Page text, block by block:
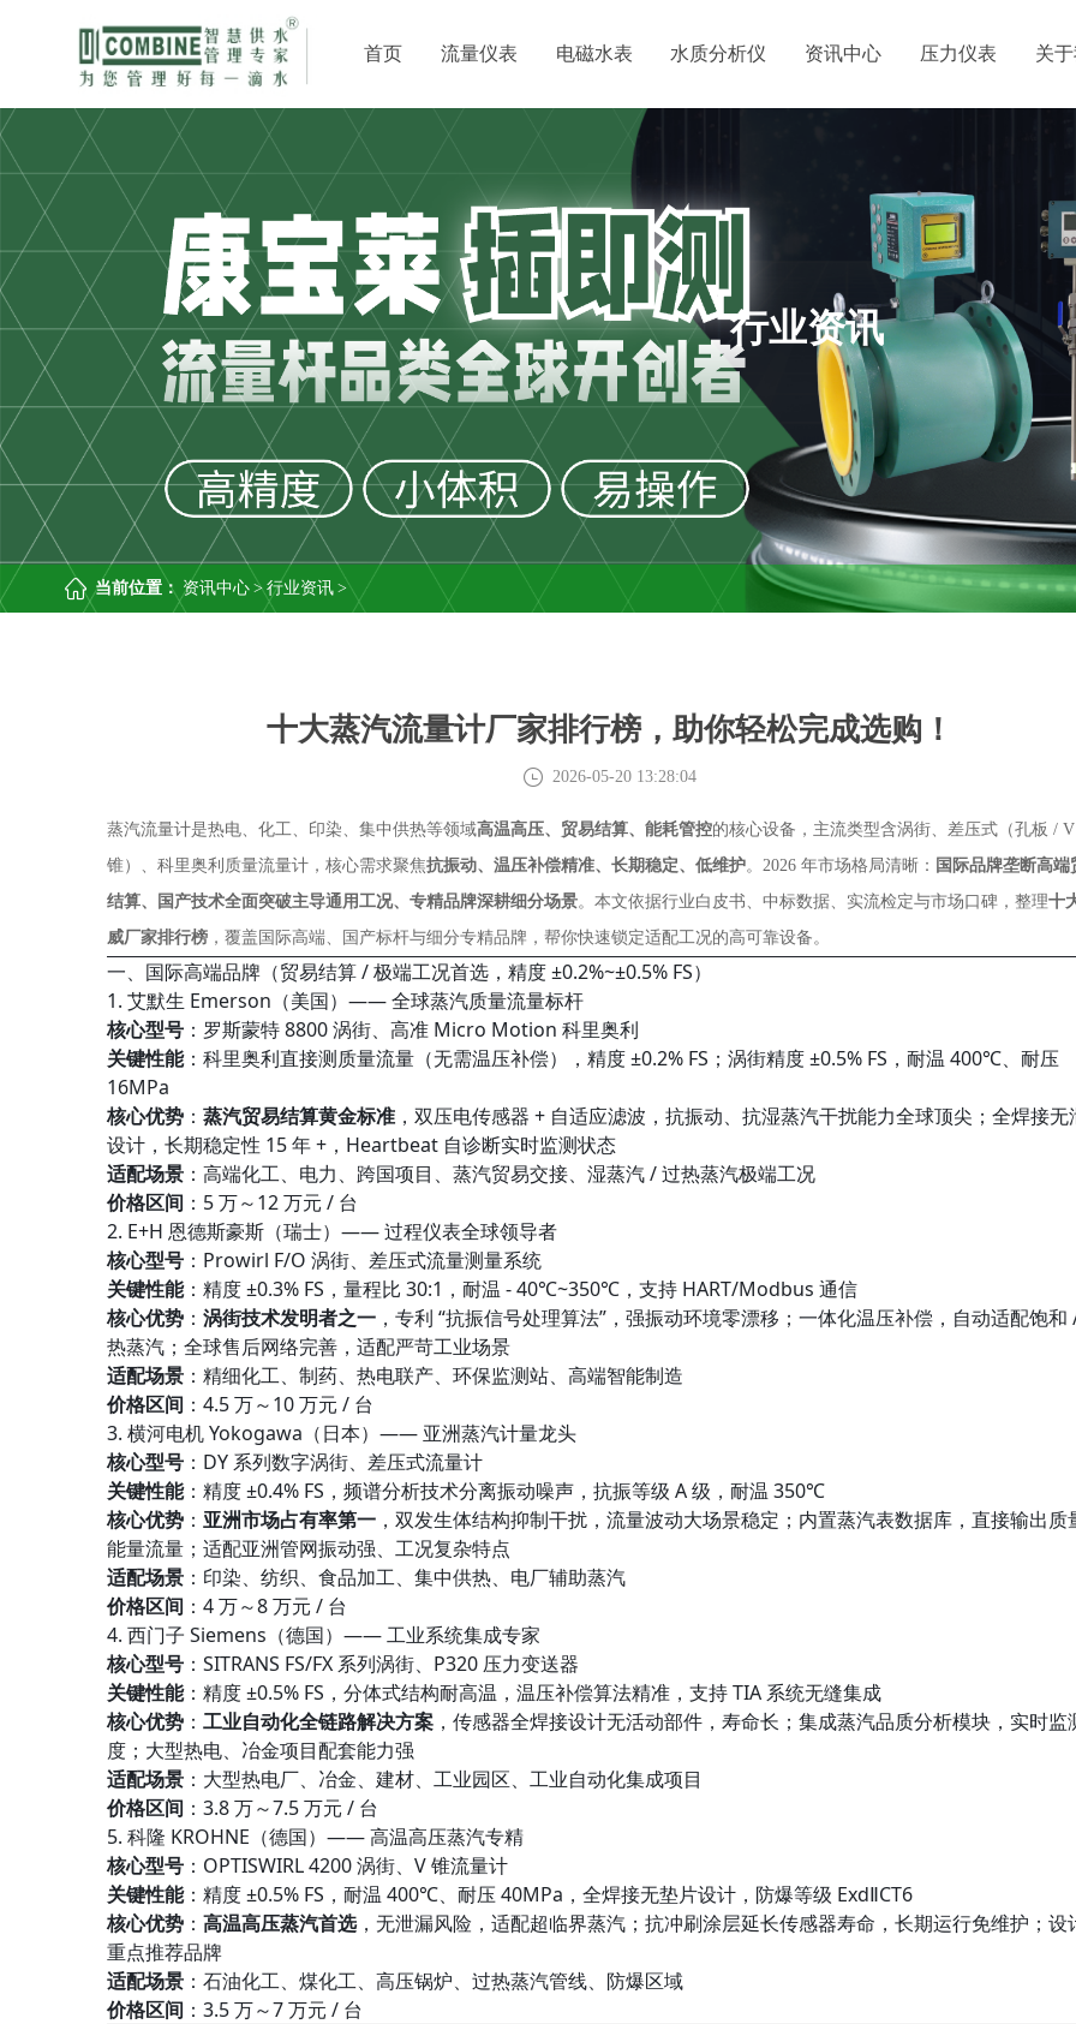
首页 流量仪表 电磁水表 水质分析仪 资讯中心 压力仪表 关
行业资讯
当前位置： 资讯中心 > 行业资讯 >
十大蒸汽流量计厂家排行榜，助你轻松完成选购！
2026-05-20 13:28:04
蒸汽流量计是热电、化工、印染、集中供热等领域高温高压、贸易结算、能耗管控的核心设备，主流类型含涡街、差压式（孔板 / V
锥）、科里奥利质量流量计，核心需求聚焦抗振动、温压补偿精准、长期稳定、低维护。2026 年市场格局清晰： 国际品牌垄断高端
结算、国产技术全面突破主导通用工况、专精品牌深耕细分场景。本文依据行业白皮书、中标数据、实流检定与市场口碑，整理十
威厂家排行榜，覆盖国际高端、国产标杆与细分专精品牌，帮你快速锁定适配工况的高可靠设备。
一、国际高端品牌（贸易结算 / 极端工况首选，精度 ±0.2%~±0.5% FS）
1. 艾默生 Emerson（美国）—— 全球蒸汽质量流量标杆
核心型号：罗斯蒙特 8800 涡街、高准 Micro Motion 科里奥利
关键性能：科里奥利直接测质量流量（无需温压补偿），精度 ±0.2% FS；涡街精度 ±0.5% FS，耐温 400℃、耐压
16MPa
核心优势： 蒸汽贸易结算黄金标准，双压电传感器 + 自适应滤波，抗振动、抗湿蒸汽干扰能力全球顶尖；全焊接无
设计，长期稳定性 15 年 +，Heartbeat 自诊断实时监测状态
适配场景：高端化工、电力、跨国项目、蒸汽贸易交接、湿蒸汽 / 过热蒸汽极端工况
价格区间 ：5 万～12 万元 / 台
2. E+H 恩德斯豪斯（瑞士）—— 过程仪表全球领导者
核心型号：Prowirl F/O 涡街、差压式流量测量系统
关键性能：精度 ±0.3% FS，量程比 30:1，耐温 - 40℃~350℃，支持 HART/Modbus 通信
核心优势： 涡街技术发明者之一，专利 “抗振信号处理算法”，强振动环境零漂移；一体化温压补偿，自动适配饱和
热蒸汽；全球售后网络完善，适配严苛工业场景
适配场景：精细化工、制药、热电联产、环保监测站、高端智能制造
价格区间 ：4.5 万～10 万元 / 台
3. 横河电机 Yokogawa（日本）—— 亚洲蒸汽计量龙头
核心型号：DY 系列数字涡街、差压式流量计
关键性能：精度 ±0.4% FS，频谱分析技术分离振动噪声，抗振等级 A 级，耐温 350℃
核心优势： 亚洲市场占有率第一，双发生体结构抑制干扰，流量波动大场景稳定；内置蒸汽表数据库，直接输出质
能量流量；适配亚洲管网振动强、工况复杂特点
适配场景：印染、纺织、食品加工、集中供热、电厂辅助蒸汽
价格区间 ：4 万～8 万元 / 台
4. 西门子 Siemens（德国）—— 工业系统集成专家
核心型号：SITRANS FS/FX 系列涡街、P320 压力变送器
关键性能：精度 ±0.5% FS，分体式结构耐高温，温压补偿算法精准，支持 TIA 系统无缝集成
核心优势： 工业自动化全链路解决方案，传感器全焊接设计无活动部件，寿命长；集成蒸汽品质分析模块，实时监
度；大型热电、冶金项目配套能力强
适配场景：大型热电厂、冶金、建材、工业园区、工业自动化集成项目
价格区间 ：3.8 万～7.5 万元 / 台
5. 科隆 KROHNE（德国）—— 高温高压蒸汽专精
核心型号：OPTISWIRL 4200 涡街、V 锥流量计
关键性能：精度 ±0.5% FS，耐温 400℃、耐压 40MPa，全焊接无垫片设计，防爆等级 ExdⅡCT6
核心优势： 高温高压蒸汽首选，无泄漏风险，适配超临界蒸汽；抗冲刷涂层延长传感器寿命，长期运行免维护；设
重点推荐品牌
适配场景：石油化工、煤化工、高压锅炉、过热蒸汽管线、防爆区域
价格区间 ：3.5 万～7 万元 / 台